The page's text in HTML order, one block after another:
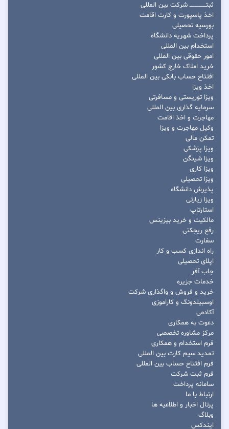
ثبتــــــــــــــــ شرکت بین المللی
اخذ پاسپورت و کارت اقامت
بورسیه تحصیلی
پرداخت شهریه دانشگاه
استخدام بین المللی
امور حقوقی بین المللی
خرید املاک خارج کشور
افتتاح حساب بانکی بین المللی
اخذ ویزا
ویزا توریستی و مسافرتی
سرمایه گذاری بین المللی
مهاجرت و اخذ اقامت
وکیل مهاجرت و ویزا
تمکن مالی
ویزا پزشکی
ویزا شینگن
ویزا کاری
ویزا تحصیلی
پذیرش دانشگاه
ویزا زیارتی
استارتاپ
مالکیت و خرید بیزینس
رفع ریجکتی
سفارت
راه اندازی کسب و کار
اپلای تحصیلی
جاب آفر
خدمات جزیره
خرید و فروش و واگذاری شرکت
اوسبیلدونگ و کاراموزی
آکادمی
دعوت به همکاری
مرکز مشاوره تخصصی
فرم استخدام و همکاری
تمدید سیم کارت بین المللی
فرم افتتاح حساب بین المللی
فرم ثبت شرکت
سامانه پرداخت
ارتباط با ما
پرتال اخبار و اطلاعیه ها
وبلاگ
ایندکس